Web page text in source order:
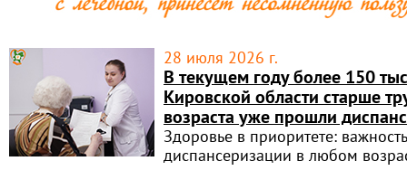
28 июля 2026 г.
В текущем году более 150
Кировской области старше
возраста уже прошли
Здоровье в приоритете:
диспансеризации в любом